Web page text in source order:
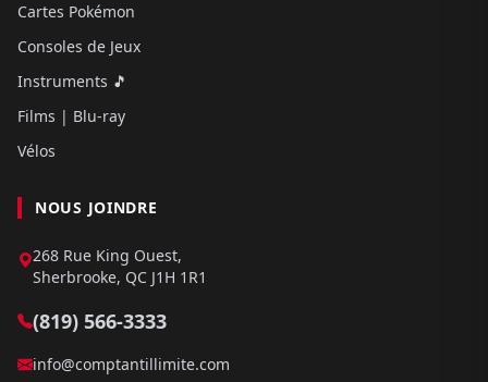
Cartes Pokémon
Consoles de Jeux
Instruments 🎵
Films | Blu-ray
Vélos
NOUS JOINDRE
268 Rue King Ouest,
Sherbrooke, QC J1H 1R1
(819) 566-3333
info@comptantillimite.com